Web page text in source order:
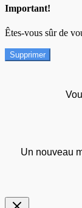
Important!
Êtes-vous sûr de
Supprimer
Un nouveau